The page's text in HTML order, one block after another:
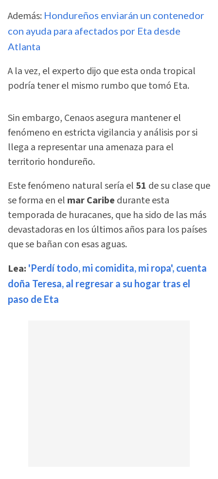
Además: Hondureños enviarán un contenedor
con ayuda para afectados por Eta desde
Atlanta
A la vez, el experto dijo que esta onda tropical
podría tener el mismo rumbo que tomó Eta.
Sin embargo, Cenaos asegura mantener el
fenómeno en estricta vigilancia y análisis por si
llega a representar una amenaza para el
territorio hondureño.
Este fenómeno natural sería el 51 de su clase que
se forma en el mar Caribe durante esta
temporada de huracanes, que ha sido de las más
devastadoras en los últimos años para los países
que se bañan con esas aguas.
Lea: 'Perdí todo, mi comidita, mi ropa', cuenta
doña Teresa, al regresar a su hogar tras el
paso de Eta